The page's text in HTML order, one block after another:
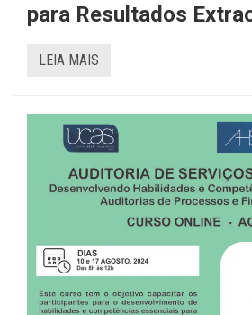
para Resultados
LEIA MAIS